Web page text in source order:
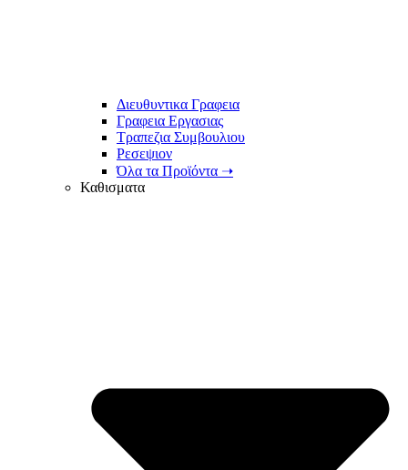
Διευθυντικα Γραφεια
Γραφεια Εργασιας
Τραπεζια Συμβουλιου
Ρεσεψιον
Όλα τα Προϊόντα ➝
Καθισματα